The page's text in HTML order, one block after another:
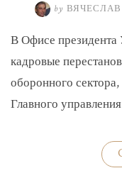
by
В Офисе
кадровые
оборонного
Главного